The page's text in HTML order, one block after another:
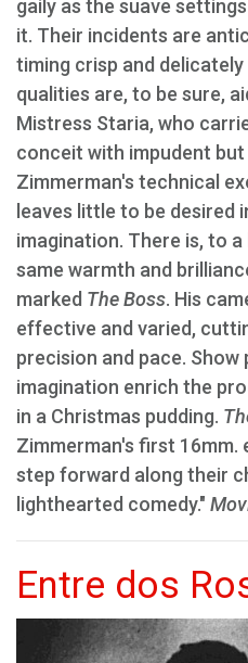
gaily as the suave
it. Their incidents are
timing crisp and
qualities are, to be sure,
Mistress Staria, who
conceit with impudent
Zimmerman's technical
leaves little to be desired
imagination. There is, to
same warmth and
marked The Boss. His
effective and varied,
precision and pace.
imagination enrich the
in a Christmas pudding.
Zimmerman's first 16mm.
step forward along their
lighthearted comedy."
Entre dos